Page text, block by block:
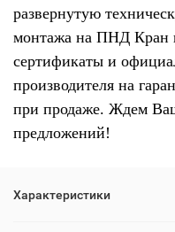
развернутую
монтажа на ПНД Кран
сертификаты и
производителя на
при продаже. Ждем
предложений!
Характеристики